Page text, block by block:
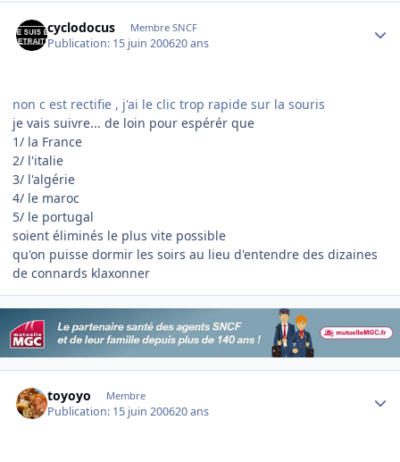
cyclodocus Membre SNCF
Publication: 15 juin 200620 ans
non c est rectifie , j'ai le clic trop rapide sur la souris
je vais suivre... de loin pour espérér que
1/ la France
2/ l'italie
3/ l'algérie
4/ le maroc
5/ le portugal
soient éliminés le plus vite possible
qu'on puisse dormir les soirs au lieu d'entendre des dizaines
de connards klaxonner
toyoyo Membre
Publication: 15 juin 200620 ans